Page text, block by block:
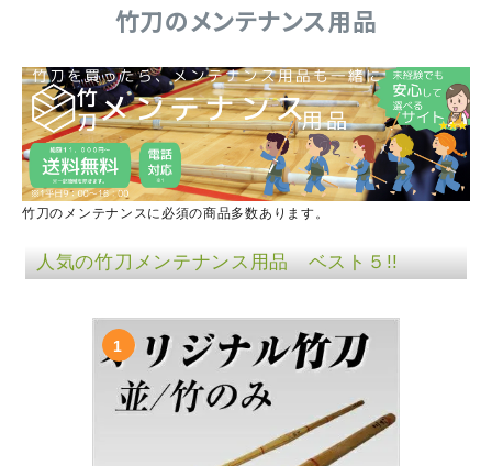
竹刀のメンテナンス用品
竹刀のメンテナンスに必須の商品多数あります。
人気の竹刀メンテナンス用品 ベスト５!!